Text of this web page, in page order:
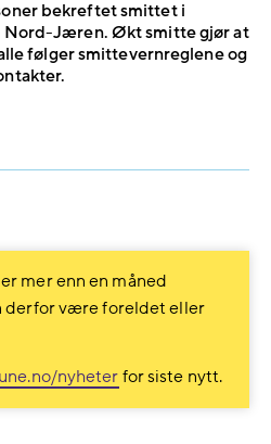
bekreftet smittet i
Nord-Jæren. Økt smitte gjør at
følger smittevernreglene og
mer enn en måned
derfor være foreldet eller
nyheter for siste nytt.